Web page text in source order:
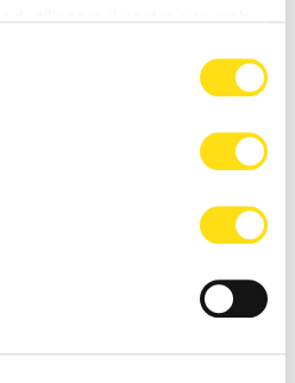
Trieste, intervento record a
Cattinara: ricostruito mezzo